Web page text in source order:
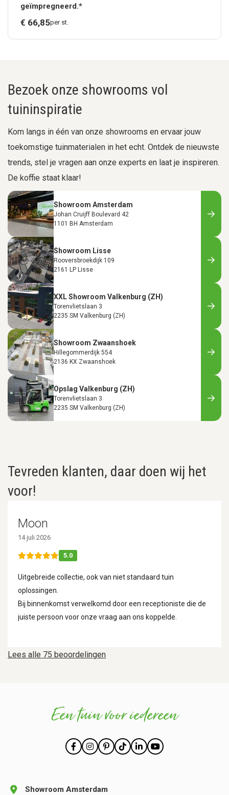
geïmpregneerd.*
€ 66,85per st.
Bezoek onze showrooms vol
tuininspiratie
Kom langs in één van onze showrooms en ervaar jouw
toekomstige tuinmaterialen in het echt. Ontdek de nieuwste
trends, stel je vragen aan onze experts en laat je inspireren.
De koffie staat klaar!
Showroom Amsterdam
Johan Cruijff Boulevard 42
1101 BH Amsterdam
Showroom Lisse
Rooversbroekdijk 109
2161 LP Lisse
XXL Showroom Valkenburg (ZH)
Torenvlietslaan 3
2235 SM Valkenburg (ZH)
Showroom Zwaanshoek
Hillegommerdijk 554
2136 KX Zwaanshoek
Opslag Valkenburg (ZH)
Torenvlietslaan 3
2235 SM Valkenburg (ZH)
Tevreden klanten, daar doen wij het
voor!
Lees alle 75 beoordelingen
Moon
14 juli 2026
5.0
Uitgebreide collectie, ook van niet standaard tuin
oplossingen.
Bij binnenkomst verwelkomd door een receptioniste die de
juiste persoon voor onze vraag aan ons koppelde.
Een tuin voor iedereen
Showroom Amsterdam